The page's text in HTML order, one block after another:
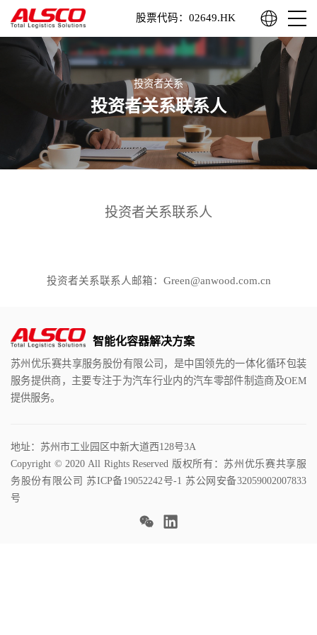
股票代码：02649.HK
投资者关系
投资者关系联系人
投资者关系联系人
投资者关系联系人邮箱：Green@anwood.com.cn
智能化容器解决方案
苏州优乐赛共享服务股份有限公司，是中国领先的一体化循环包装
服务提供商，主要专注于为汽车行业内的汽车零部件制造商及OEM
提供服务。
地址：苏州市工业园区中新大道西128号3A
Copyright © 2020 All Rights Reserved 版权所有：苏州优乐赛共享服
务股份有限公司 苏ICP备19052242号-1 苏公网安备32059002007833
号